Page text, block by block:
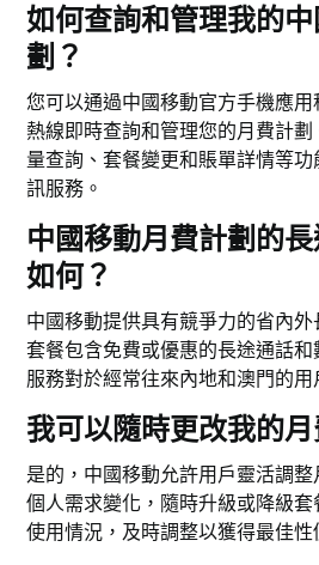
如何查詢和管理我的
劃？
您可以通過中國移動官方手機應
熱線即時查詢和管理您的月費計
量查詢、套餐變更和賬單詳情等
訊服務。
中國移動月費計劃的
如何？
中國移動提供具有競爭力的省內
套餐包含免費或優惠的長途通話
服務對於經常往來內地和澳門的用
我可以隨時更改我的月
是的，中國移動允許用戶靈活調
個人需求變化，隨時升級或降級
使用情況，及時調整以獲得最佳性